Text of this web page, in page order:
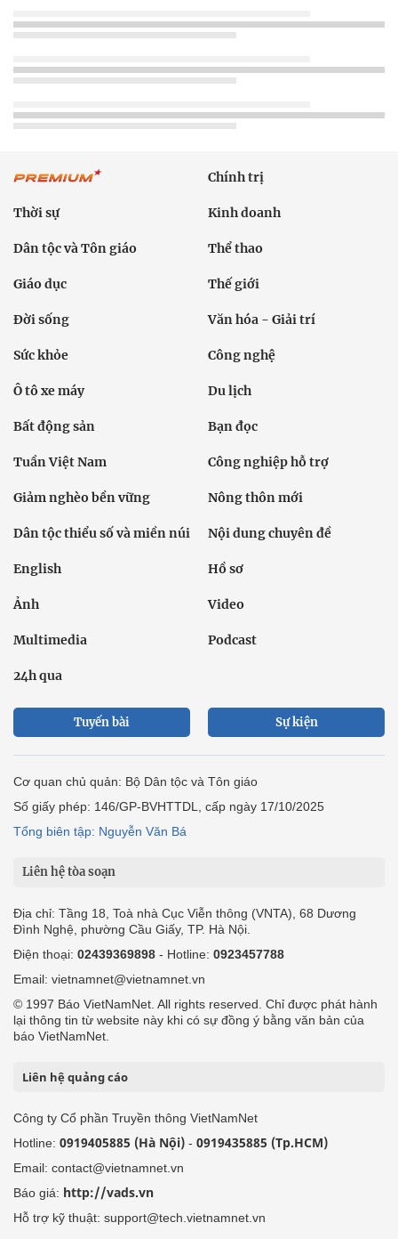
Chính trị
Thời sự Kinh doanh
Dân tộc và Tôn giáo Thể thao
Giáo dục Thế giới
Đời sống Văn hóa - Giải trí
Sức khỏe Công nghệ
Ô tô xe máy Du lịch
Bất động sản Bạn đọc
Tuần Việt Nam Công nghiệp hỗ trợ
Giảm nghèo bền vững Nông thôn mới
Dân tộc thiểu số và miền núi Nội dung chuyên đề
English Hồ sơ
Ảnh Video
Multimedia Podcast
24h qua
Tuyến bài Sự kiện
Cơ quan chủ quản: Bộ Dân tộc và Tôn giáo
Số giấy phép: 146/GP-BVHTTDL, cấp ngày 17/10/2025
Tổng biên tập: Nguyễn Văn Bá
Liên hệ tòa soạn
Địa chỉ: Tầng 18, Toà nhà Cục Viễn thông (VNTA), 68 Dương
Đình Nghệ, phường Cầu Giấy, TP. Hà Nội.
Điện thoại: 02439369898 - Hotline: 0923457788
Email: vietnamnet@vietnamnet.vn
© 1997 Báo VietNamNet. All rights reserved. Chỉ được phát hành
lại thông tin từ website này khi có sự đồng ý bằng văn bản của
báo VietNamNet.
Liên hệ quảng cáo
Công ty Cổ phần Truyền thông VietNamNet
Hotline: 0919405885 (Hà Nội) - 0919435885 (Tp.HCM)
Email: contact@vietnamnet.vn
Báo giá: http://vads.vn
Hỗ trợ kỹ thuật: support@tech.vietnamnet.vn